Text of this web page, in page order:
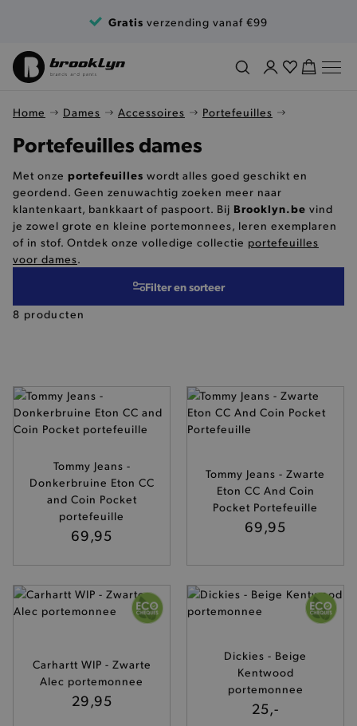
Gratis verzending vanaf €99
Home Dames Accessoires Portefeuilles
Met onze portefeuilles wordt alles goed geschikt en
geordend. Geen zenuwachtig zoeken meer naar
klantenkaart, bankkaart of paspoort. Bij Brooklyn.be vind
je zowel grote en kleine portemonnees, leren exemplaren
of in stof. Ontdek onze volledige collectie portefeuilles
voor dames.
8 producten
Filter en sorteer
Tommy Jeans -
Donkerbruine Eton CC
and Coin Pocket
portefeuille
69,95
Tommy Jeans - Zwarte
Eton CC And Coin
Pocket Portefeuille
69,95
Carhartt WIP - Zwarte
Alec portemonnee
29,95
Dickies - Beige
Kentwood
portemonnee
25,-
Portefeuilles dames